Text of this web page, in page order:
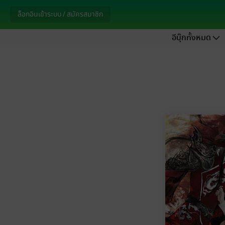
ล็อกอินเข้าระบบ / สมัครสมาชิก
อีบุ๊กทั้งหมด